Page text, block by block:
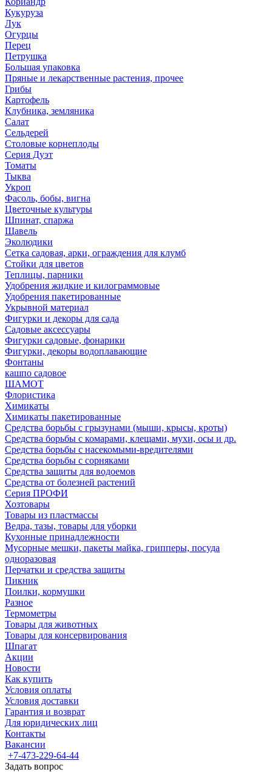
Кукуруза
Лук
Огурцы
Перец
Петрушка
Большая упаковка
Пряные и лекарственные растения, прочее
Грибы
Картофель
Клубника, земляника
Салат
Сельдерей
Столовые корнеплоды
Серия Дуэт
Томаты
Тыква
Укроп
Фасоль, бобы, вигна
Цветочные культуры
Шпинат, спаржа
Щавель
Эколюдики
Сетка садовая, арки, ограждения для клумб
Стойки для цветов
Теплицы, парники
Удобрения жидкие и килограммовые
Удобрения пакетированные
Укрывной материал
Фигурки и декоры для сада
Садовые аксессуары
Фигурки садовые, фонарики
Фигурки, декоры водоплавающие
Фонтаны
кашпо садовое
ШАМОТ
Флористика
Химикаты
Химикаты пакетированные
Средства борьбы с грызунами (мыши, крысы, кроты)
Средства борьбы с комарами, клещами, мухи, осы и др.
Средства борьбы с насекомыми-вредителями
Средства борьбы с сорняками
Средства защиты для водоемов
Средства от болезней растений
Серия ПРОФИ
Хозтовары
Товары из пластмассы
Ведра, тазы, товары для уборки
Кухонные принадлежности
Мусорные мешки, пакеты майка, грипперы, посуда
одноразовая
Перчатки и средства защиты
Пикник
Поилки, кормушки
Разное
Термометры
Товары для животных
Товары для консервирования
Шпагат
Акции
Новости
Как купить
Условия оплаты
Условия доставки
Гарантия и возврат
Для юридических лиц
Контакты
Вакансии
+7-473-229-64-44
Задать вопрос